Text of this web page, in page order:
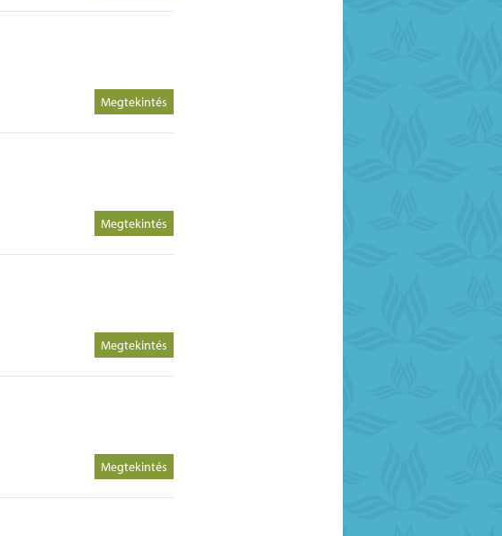
Megtekintés
Megtekintés
Megtekintés
Megtekintés